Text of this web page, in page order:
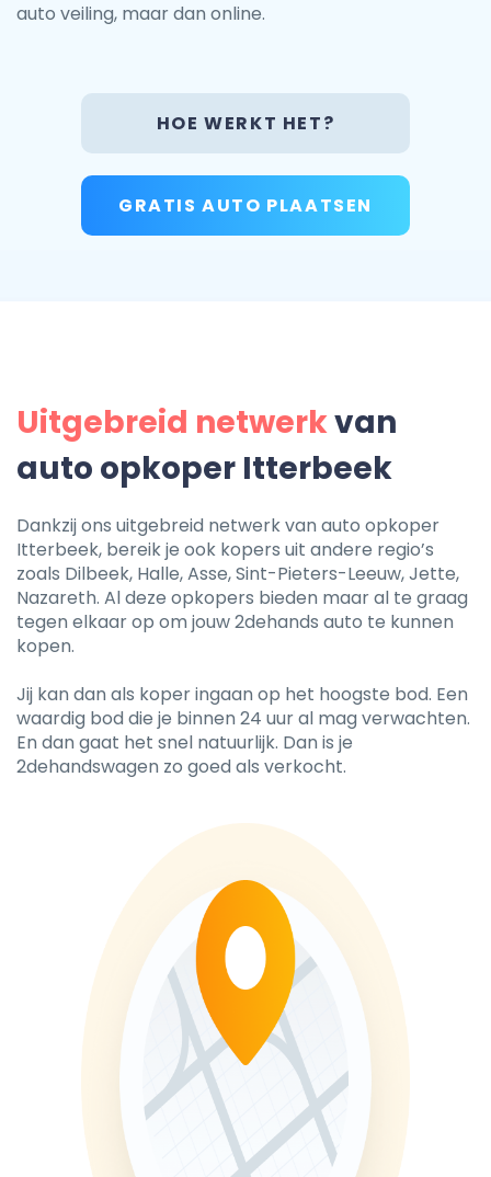
auto veiling, maar dan online.
HOE WERKT HET?
GRATIS AUTO PLAATSEN
Uitgebreid netwerkvan
auto opkoper Itterbeek
Dankzij ons uitgebreid netwerk van auto opkoper
Itterbeek, bereik je ook kopers uit andere regio’s
zoals Dilbeek, Halle, Asse, Sint-Pieters-Leeuw, Jette,
Nazareth. Al deze opkopers bieden maar al te graag
tegen elkaar op om jouw 2dehands auto te kunnen
kopen.
Jij kan dan als koper ingaan op het hoogste bod. Een
waardig bod die je binnen 24 uur al mag verwachten.
En dan gaat het snel natuurlijk. Dan is je
2dehandswagen zo goed als verkocht.